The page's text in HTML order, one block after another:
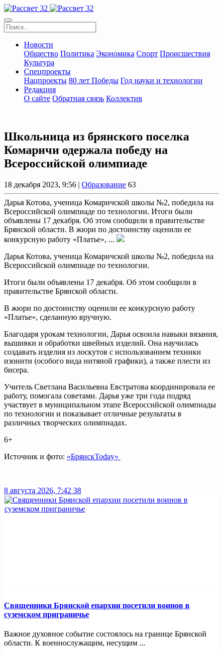
Новости
Общество Политика Экономика Спорт Происшествия
Культура
Спецпроекты
Нацпроекты 80 лет Победы Год науки и технологии
Редакция
О сайте Обратная связь Коллектив
Школьница из брянского поселка
Комаричи одержала победу на
Всероссийской олимпиаде
18 декабря 2023, 9:56 | Образование 63
Дарья Котова, ученица Комаричской школы №2, победила на
Всероссийской олимпиаде по технологии. Итоги были
объявлены 17 декабря. Об этом сообщили в правительстве
Брянской области. В жюри по достоинству оценили ее
конкурсную работу «Платье», ...
Дарья Котова, ученица Комаричской школы №2, победила на
Всероссийской олимпиаде по технологии.
Итоги были объявлены 17 декабря. Об этом сообщили в
правительстве Брянской области.
В жюри по достоинству оценили ее конкурсную работу
«Платье», сделанную вручную.
Благодаря урокам технологии, Дарья освоила навыки вязания,
вышивки и обработки швейных изделий. Она научилась
создавать изделия из лоскутов с использованием техники
изонити (особого вида нитяной графики), а также плести из
бисера.
Учитель Светлана Васильевна Евстратова координировала ее
работу, помогала советами. Дарья уже три года подряд
участвует в муниципальном этапе Всероссийской олимпиады
по технологии и показывает отличные результаты в
различных творческих олимпиадах.
6+
Источник и фото: «БрянскToday»
8 августа 2026, 7:42 38
Священники Брянской епархии посетили воинов в
суземском приграничье
Важное духовное событие состоялось на границе Брянской
области. К военнослужащим, несущим ...